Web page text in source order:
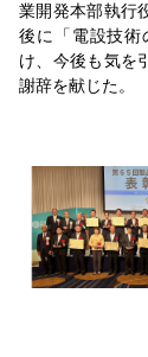
業開発本部執行
後に「電設技術
け、今後も気を
謝辞を献じた。